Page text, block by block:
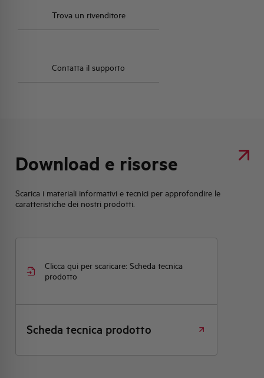
Trova un rivenditore
Contatta il supporto
Download e risorse
Scarica i materiali informativi e tecnici per approfondire le
caratteristiche dei nostri prodotti.
Clicca qui per scaricare: Scheda tecnica
prodotto
Scheda tecnica prodotto